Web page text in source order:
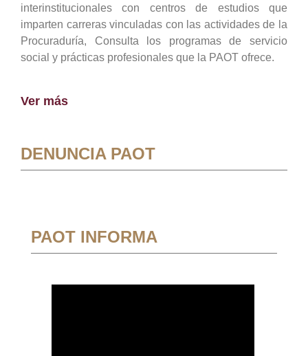
interinstitucionales con centros de estudios que
imparten carreras vinculadas con las actividades de la
Procuraduría, Consulta los programas de servicio
social y prácticas profesionales que la PAOT ofrece.
Ver más
DENUNCIA PAOT
PAOT INFORMA